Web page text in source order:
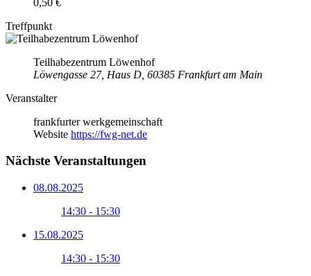
Treffpunkt
Teilhabezentrum Löwenhof
Löwengasse 27, Haus D, 60385 Frankfurt am Main
Veranstalter
frankfurter werkgemeinschaft
Website https://fwg-net.de
Nächste Veranstaltungen
08.08.2025
14:30 - 15:30
15.08.2025
14:30 - 15:30